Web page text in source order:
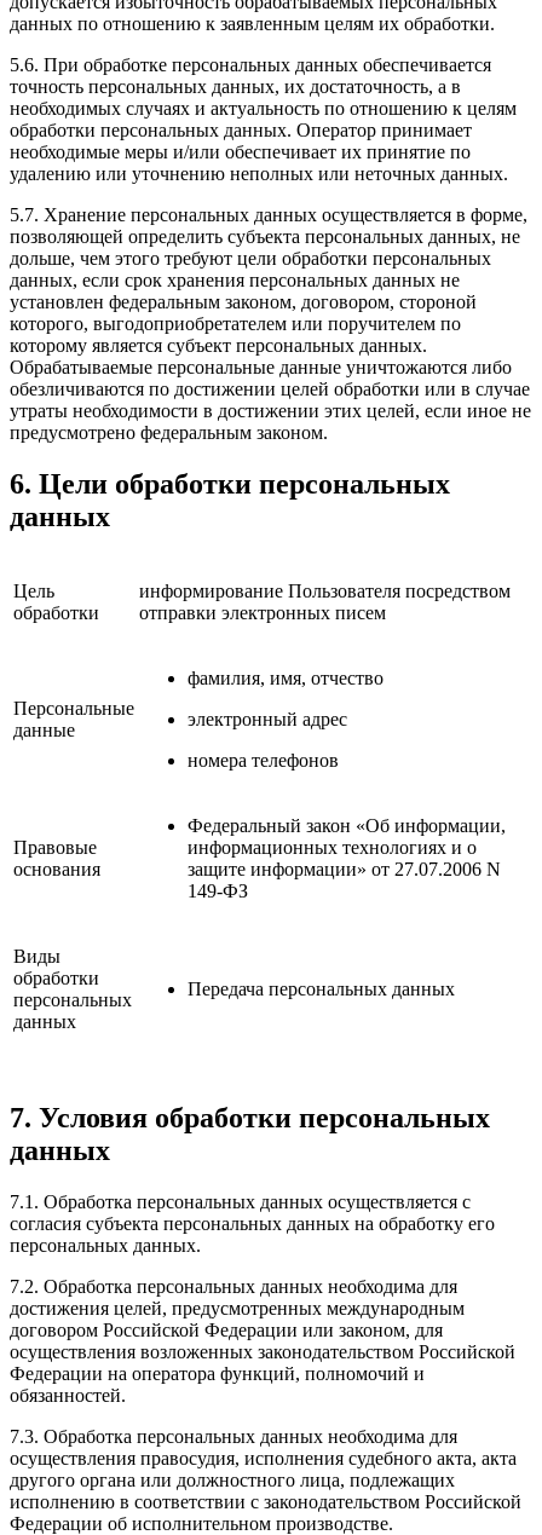
данных по отношению к заявленным целям их обработки.
5.6. При обработке персональных данных обеспечивается
точность персональных данных, их достаточность, а в
необходимых случаях и актуальность по отношению к целям
обработки персональных данных. Оператор принимает
необходимые меры и/или обеспечивает их принятие по
удалению или уточнению неполных или неточных данных.
5.7. Хранение персональных данных осуществляется в форме,
позволяющей определить субъекта персональных данных, не
дольше, чем этого требуют цели обработки персональных
данных, если срок хранения персональных данных не
установлен федеральным законом, договором, стороной
которого, выгодоприобретателем или поручителем по
которому является субъект персональных данных.
Обрабатываемые персональные данные уничтожаются либо
обезличиваются по достижении целей обработки или в случае
утраты необходимости в достижении этих целей, если иное не
предусмотрено федеральным законом.
6. Цели обработки персональных
данных
Цель
обработки
информирование Пользователя посредством
отправки электронных писем
Персональные
данные
фамилия, имя, отчество
электронный адрес
номера телефонов
Правовые
основания
Федеральный закон «Об информации,
информационных технологиях и о
защите информации» от 27.07.2006 N
149-ФЗ
Виды
обработки
персональных
данных
Передача персональных данных
7. Условия обработки персональных
данных
7.1. Обработка персональных данных осуществляется с
согласия субъекта персональных данных на обработку его
персональных данных.
7.2. Обработка персональных данных необходима для
достижения целей, предусмотренных международным
договором Российской Федерации или законом, для
осуществления возложенных законодательством Российской
Федерации на оператора функций, полномочий и
обязанностей.
7.3. Обработка персональных данных необходима для
осуществления правосудия, исполнения судебного акта, акта
другого органа или должностного лица, подлежащих
исполнению в соответствии с законодательством Российской
Федерации об исполнительном производстве.